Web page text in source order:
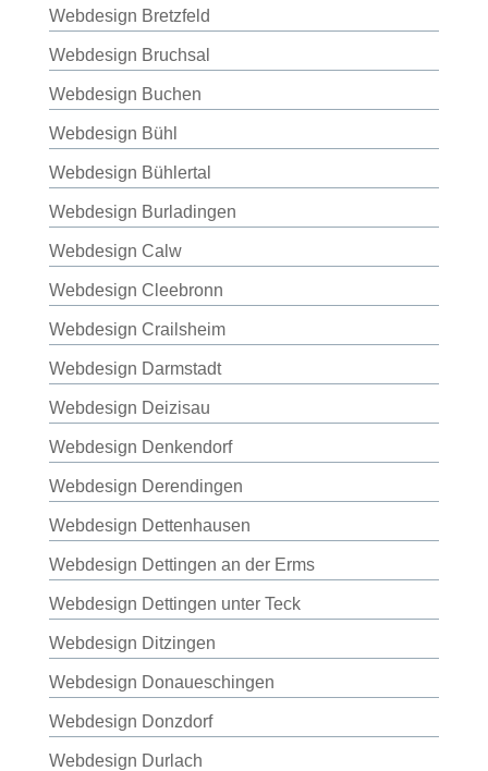
Webdesign Bretzfeld
Webdesign Bruchsal
Webdesign Buchen
Webdesign Bühl
Webdesign Bühlertal
Webdesign Burladingen
Webdesign Calw
Webdesign Cleebronn
Webdesign Crailsheim
Webdesign Darmstadt
Webdesign Deizisau
Webdesign Denkendorf
Webdesign Derendingen
Webdesign Dettenhausen
Webdesign Dettingen an der Erms
Webdesign Dettingen unter Teck
Webdesign Ditzingen
Webdesign Donaueschingen
Webdesign Donzdorf
Webdesign Durlach